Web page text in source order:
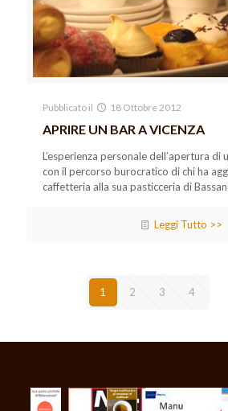
Pubblicato il 18 Ottobre 2012
APRIRE UN BAR A VICENZA
L’esperienza personale dell’apertura di
con il percorso burocratico di chi ha
caffetteria alla sua pasticceria di
Leggi Tutto >>
1 2 3 4